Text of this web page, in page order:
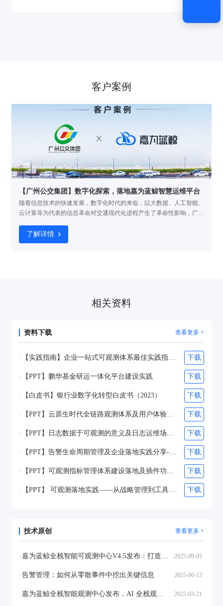
客户案例
【广州公交集团】数字化探索，落地嘉为蓝鲸智慧运维平台
随着信息技术的快速发展，数字化时代的来临，以大数据、人工智能、
云计算等为代表的信息革命对交通现代化进程产生了革命性影响，广州
化转型战略，通过不断完善自身的运营网络，提高公交运营效率和服务
质量。
了解详情
相关资料
资料下载 查看更多 +
【实践指南】企业一站式可观测体系最佳实践指南（2025） 下载
【PPT】鹏华基金研运一体化平台建设实践 下载
【白皮书】银行业数字化转型白皮书（2023） 下载
【PPT】云原生时代全链路观测体系及用户体验优化体系的构建-刘阎&林超凡 下载
下载
【PPT】告警生命周期管理及企业落地实践分享-张之得&吴维柯 下载
下载
【PPT】 可观测落地实践——从战略管理到工具落地-宋蕴真 下载
技术原创 查看更多 +
2025-09-05
告警管理：如何从零散事件中挖出关键信息 2025-06-13
2025-03-21